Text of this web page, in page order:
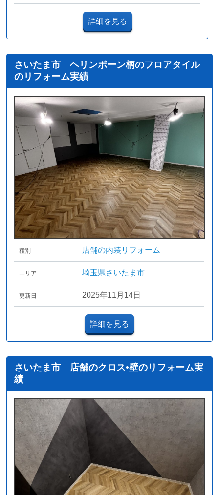
詳細を見る
さいたま市 ヘリンボーン柄のフロアタイル
のリフォーム実績
種別 店舗の内装リフォーム
エリア 埼玉県さいたま市
更新日 2025年11月14日
詳細を見る
さいたま市 店舗のクロス•壁のリフォーム実
績